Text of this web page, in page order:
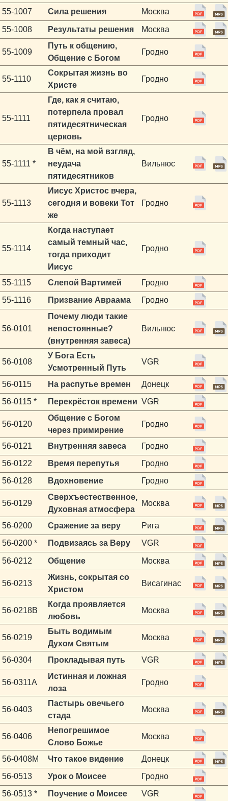
55-1007 Сила решения Москва
55-1008 Результаты решения Москва
55-1009
Путь к общению,
Общение с Богом
Гродно
55-1110
Сокрытая жизнь во
Христе
Гродно
55-1111
Где, как я считаю,
потерпела провал
пятидесятническая
церковь
Гродно
55-1111 *
В чём, на мой взгляд,
неудача
пятидесятников
Вильнюс
55-1113
Иисус Христос вчера,
сегодня и вовеки Тот
же
Гродно
55-1114
Когда наступает
самый темный час,
тогда приходит
Иисус
Гродно
55-1115 Слепой Вартимей
Гродно
55-1116
Призвание Авраама Гродно
56-0101
Почему люди такие
непостоянные?
(внутренняя завеса)
Вильнюс
56-0108
У Бога Есть
Усмотренный Путь
VGR
56-0115 На распутье времен
Донецк
56-0115 *
Перекрёсток времени VGR
56-0120
Общение с Богом
через примирение
Гродно
56-0121 Внутренняя завеса
Гродно
56-0122
Время перепутья
Гродно
56-0128
Вдохновение Гродно
56-0129
Сверхъестественное,
Духовная атмосфера
Москва
56-0200 Сражение за веру
Рига
56-0200 *
Подвизаясь за Веру VGR
56-0212 Общение Москва
56-0213
Жизнь, сокрытая со
Христом
Висагинас
56-0218B
Когда проявляется
любовь
Москва
56-0219
Быть водимым
Духом Святым
Москва
56-0304 Прокладывая путь VGR
56-0311A
Истинная и ложная
лоза
Гродно
56-0403
Пастырь овечьего
стада
Москва
56-0406
Непогрешимое
Слово Божье
Москва
56-0408M Что такое видение
Донецк
56-0513
Урок о Моисее
Гродно
56-0513 *
Поучение о Моисее
VGR